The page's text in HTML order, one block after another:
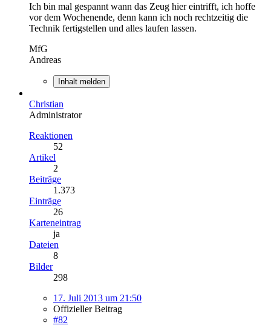
Ich bin mal gespannt wann das Zeug hier eintrifft, ich hoffe
vor dem Wochenende, denn kann ich noch rechtzeitig die
Technik fertigstellen und alles laufen lassen.
MfG
Andreas
Inhalt melden
Christian
Administrator
Reaktionen
52
Artikel
2
Beiträge
1.373
Einträge
26
Karteneintrag
ja
Dateien
8
Bilder
298
17. Juli 2013 um 21:50
Offizieller Beitrag
#82